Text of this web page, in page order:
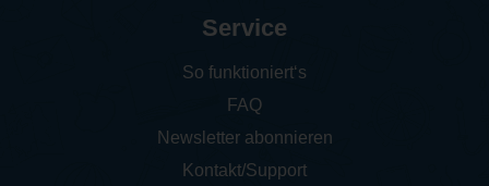
Service
So funktioniert‘s
FAQ
Newsletter abonnieren
Kontakt/Support